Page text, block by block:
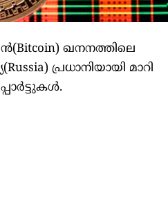
ഖനനത്തിലെ
പ്രധാനിയായി മാറി